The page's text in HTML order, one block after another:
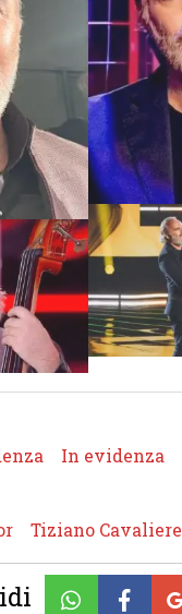
In evidenza
Tiziano Cavaliere